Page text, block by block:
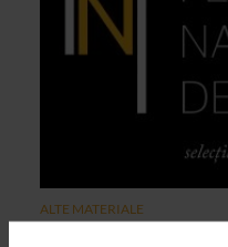
ALTE MATERIALE